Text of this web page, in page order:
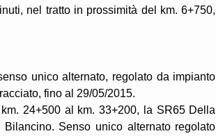
nel tratto in prossimità del km. 6+750,
unico alternato, regolato da impianto
fino al 29/05/2015.
24+500 al km. 33+200, la SR65 Della
Senso unico alternato regolato